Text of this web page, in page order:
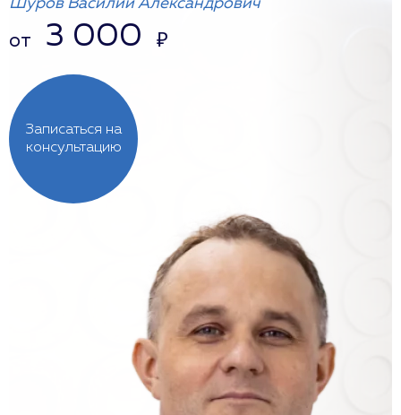
Записаться на
консультацию
Шуров Василий Александрович
от 3 000 ₽